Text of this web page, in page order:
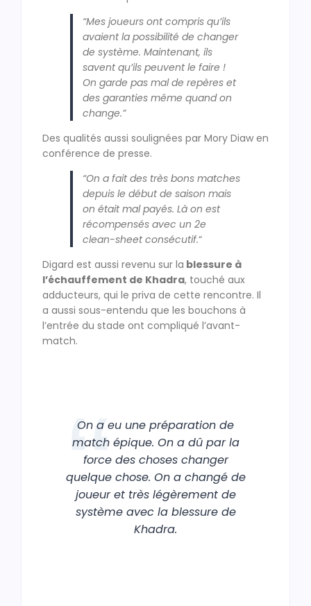
“Mes joueurs ont compris qu’ils
avaient la possibilité de changer
de système. Maintenant, ils
savent qu’ils peuvent le faire !
On garde pas mal de repères et
des garanties même quand on
change.”
Des qualités aussi soulignées par Mory Diaw en
conférence de presse.
“On a fait des très bons matches
depuis le début de saison mais
on était mal payés. Là on est
récompensés avec un 2e
clean-sheet consécutif.“
Digard est aussi revenu sur la blessure à
l’échauffement de Khadra, touché aux
adducteurs, qui le priva de cette rencontre. Il
a aussi sous-entendu que les bouchons à
l’entrée du stade ont compliqué l’avant-
match.
On a eu une préparation de
match épique. On a dû par la
force des choses changer
quelque chose. On a changé de
joueur et très légèrement de
système avec la blessure de
Khadra.